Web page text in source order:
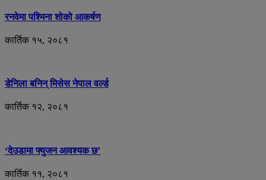
रनवेमा पश्मिना शोको आकर्षण
कार्तिक १५, २०८१
डेनिला बनिन् मिसेस नेपाल वर्ल्ड
कार्तिक १२, २०८१
‘देउडामा फ्युजन आवश्यक छ’
कार्तिक ११, २०८१